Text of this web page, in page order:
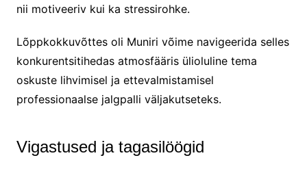
nii motiveeriv kui ka stressirohke.
Lõppkokkuvõttes oli Muniri võime navigeerida selles
konkurentsitihedas atmosfääris ülioluline tema
oskuste lihvimisel ja ettevalmistamisel
professionaalse jalgpalli väljakutseteks.
Vigastused ja tagasilöögid